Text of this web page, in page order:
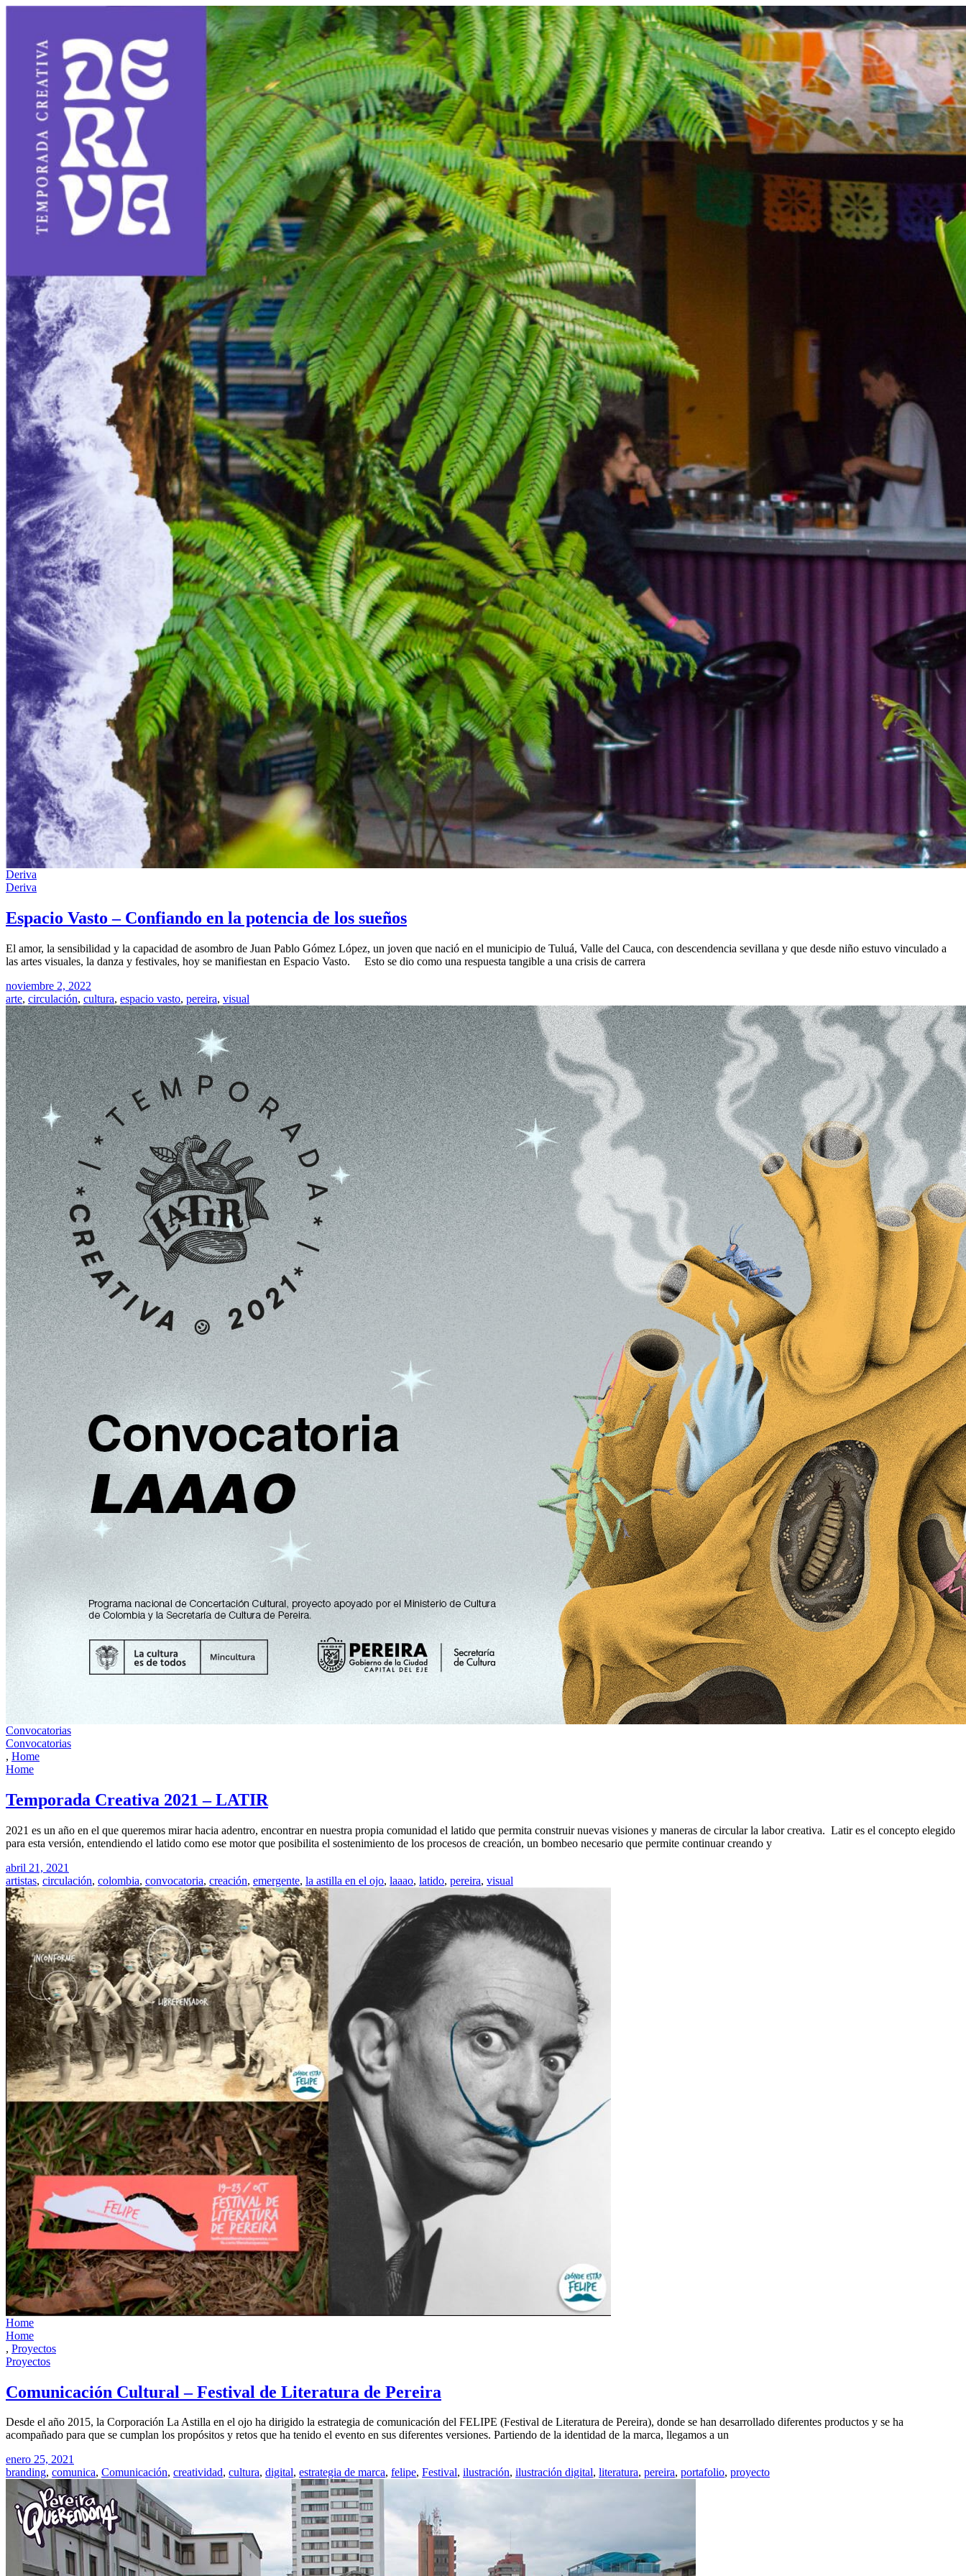
Deriva
Deriva
Espacio Vasto – Confiando en la potencia de los sueños
El amor, la sensibilidad y la capacidad de asombro de Juan Pablo Gómez López, un joven que nació en el municipio de Tuluá, Valle del Cauca, con descendencia sevillana y que desde niño estuvo vinculado a
las artes visuales, la danza y festivales, hoy se manifiestan en Espacio Vasto. Esto se dio como una respuesta tangible a una crisis de carrera
noviembre 2, 2022
arte, circulación, cultura, espacio vasto, pereira, visual
Convocatorias
Convocatorias
, Home
Home
Temporada Creativa 2021 – LATIR
2021 es un año en el que queremos mirar hacia adentro, encontrar en nuestra propia comunidad el latido que permita construir nuevas visiones y maneras de circular la labor creativa. Latir es el concepto elegido
para esta versión, entendiendo el latido como ese motor que posibilita el sostenimiento de los procesos de creación, un bombeo necesario que permite continuar creando y
abril 21, 2021
artistas, circulación, colombia, convocatoria, creación, emergente, la astilla en el ojo, laaao, latido, pereira, visual
Home
Home
, Proyectos
Proyectos
Comunicación Cultural – Festival de Literatura de Pereira
Desde el año 2015, la Corporación La Astilla en el ojo ha dirigido la estrategia de comunicación del FELIPE (Festival de Literatura de Pereira), donde se han desarrollado diferentes productos y se ha
acompañado para que se cumplan los propósitos y retos que ha tenido el evento en sus diferentes versiones. Partiendo de la identidad de la marca, llegamos a un
enero 25, 2021
branding, comunica, Comunicación, creatividad, cultura, digital, estrategia de marca, felipe, Festival, ilustración, ilustración digital, literatura, pereira, portafolio, proyecto